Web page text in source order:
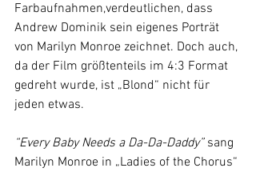
Farbaufnahmen,verdeutlichen, dass
Andrew Dominik sein eigenes Porträt
von Marilyn Monroe zeichnet. Doch auch,
da der Film größtenteils im 4:3 Format
gedreht wurde, ist „Blond“ nicht für
jeden etwas.
“Every Baby Needs a Da-Da-Daddy” sang
Marilyn Monroe in „Ladies of the Chorus“